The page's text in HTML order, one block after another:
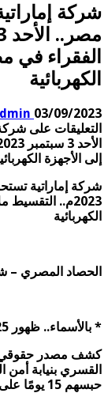
شركة
الفقراء في
الكهربائية
03/09/2023
التعليقات على
إلى الأجهزة
شركة إماراتية
2023م..
التقسيط
الكهربائية
الحصاد المصري –
* بالأسماء.. ظهور 25 معتقلًا بنيابة أمن الدولة العليا
القسري بنيابة أمن
حبسهم 15 يومًا على ذمة التحقيقات، وهم